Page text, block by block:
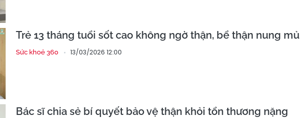
Trẻ 13 tháng tuổi sốt cao không ngờ thận, bể thận nung mủ
Sức khoẻ 360 13/03/2026 12:00
Bác sĩ chia sẻ bí quyết bảo vệ thận khỏi tổn thương nặng